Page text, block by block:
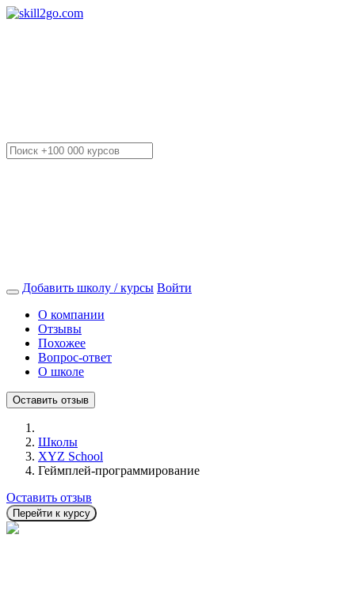
Добавить школу / курсы Войти
О компании
Отзывы
Похожее
Вопрос-ответ
О школе
Оставить отзыв
Школы
XYZ School
Геймплей-программирование
Оставить отзыв
Перейти к курсу